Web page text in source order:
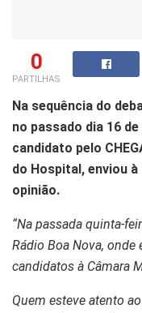
0
PARTILHAS
Na sequência do
no passado dia 16
candidato pelo
do Hospital, enviou
opinião.
“Na passada quinta-
Rádio Boa Nova,
candidatos à Câmara
Quem esteve atento